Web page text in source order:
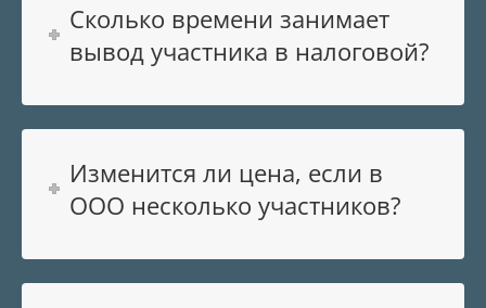
Сколько времени занимает
вывод участника в налоговой?
Изменится ли цена, если в
ООО несколько участников?